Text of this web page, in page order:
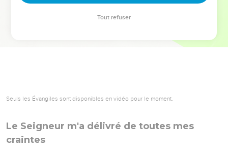
Seuls les Évangiles sont disponibles en vidéo pour le moment.
Le Seigneur m'a délivré de toutes mes
craintes
Tout refuser